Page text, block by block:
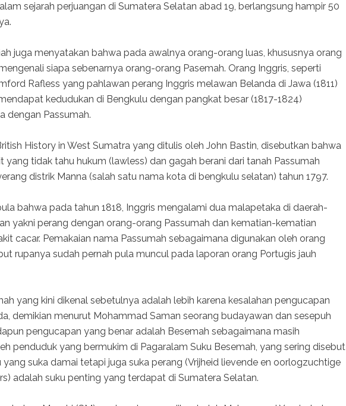
sejarah perjuangan di Sumatera Selatan abad 19, berlangsung hampir 50
juga menyatakan bahwa pada awalnya orang-orang luas, khususnya orang
siapa sebenarnya orang-orang Pasemah. Orang Inggris, seperti
Rafless yang pahlawan perang Inggris melawan Belanda di Jawa (1811)
kedudukan di Bengkulu dengan pangkat besar (1817-1824)
dengan Passumah.
History in West Sumatra yang ditulis oleh John Bastin, disebutkan bahwa
yang tidak tahu hukum (lawless) dan gagah berani dari tanah Passumah
distrik Manna (salah satu nama kota di bengkulu selatan) tahun 1797.
bahwa pada tahun 1818, Inggris mengalami dua malapetaka di daerah-
yakni perang dengan orang-orang Passumah dan kematian-kematian
cacar. Pemakaian nama Passumah sebagaimana digunakan oleh orang
rupanya sudah pernah pula muncul pada laporan orang Portugis jauh
yang kini dikenal sebetulnya adalah lebih karena kesalahan pengucapan
demikian menurut Mohammad Saman seorang budayawan dan sesepuh
pengucapan yang benar adalah Besemah sebagaimana masih
penduduk yang bermukim di Pagaralam Suku Besemah, yang sering disebut
yang suka damai tetapi juga suka perang (Vrijheid lievende en oorlogzuchtige
adalah suku penting yang terdapat di Sumatera Selatan.